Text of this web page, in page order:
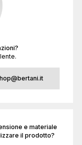
e materiale
il prodotto?